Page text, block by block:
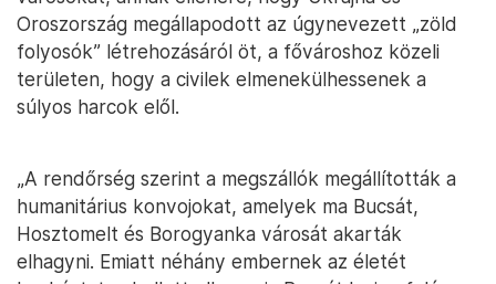
Oroszország megállapodott az úgynevezett „zöld
folyosók” létrehozásáról öt, a fővároshoz közeli
területen, hogy a civilek elmenekülhessenek a
súlyos harcok elől.
„A rendőrség szerint a megszállók megállították a
humanitárius konvojokat, amelyek ma Bucsát,
Hosztomelt és Borogyanka városát akarták
elhagyni. Emiatt néhány embernek az életét